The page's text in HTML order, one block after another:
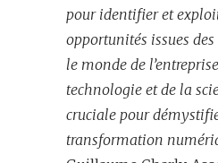
pour identifier et
opportunités issues
le monde de
technologie et de la
cruciale pour
transformation